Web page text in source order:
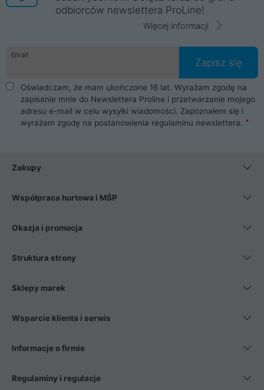
odbiorców newslettera ProLine!
Więcej informacji
Email
Zapisz się
Oświadczam, że mam ukończone 16 lat. Wyrażam zgodę na
zapisanie mnie do Newslettera Proline i przetwarzanie mojego
adresu e-mail w celu wysyłki wiadomości. Zapoznałem się i
wyrażam zgodę na postanowienia regulaminu newslettera.
Zakupy
Współpraca hurtowa i MŚP
Okazja i promocja
Struktura strony
Sklepy marek
Wsparcie klienta i serwis
Informacje o firmie
Regulaminy i regulacje